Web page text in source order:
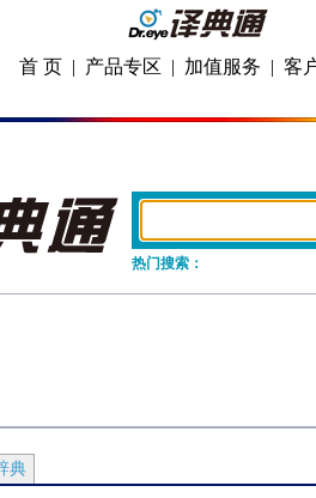
首 页 | 产品专区 | 加值服务 | 客
热门搜索：
典